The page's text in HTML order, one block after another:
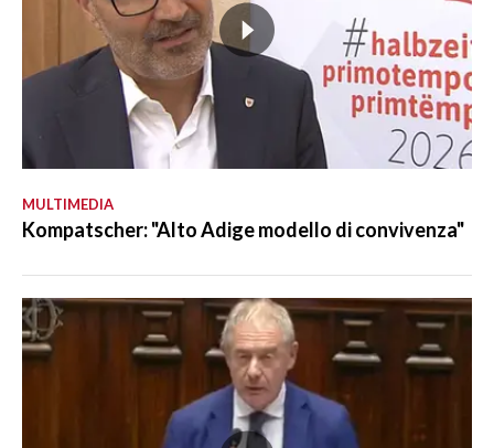
MULTIMEDIA
Kompatscher: "Alto Adige modello di convivenza"